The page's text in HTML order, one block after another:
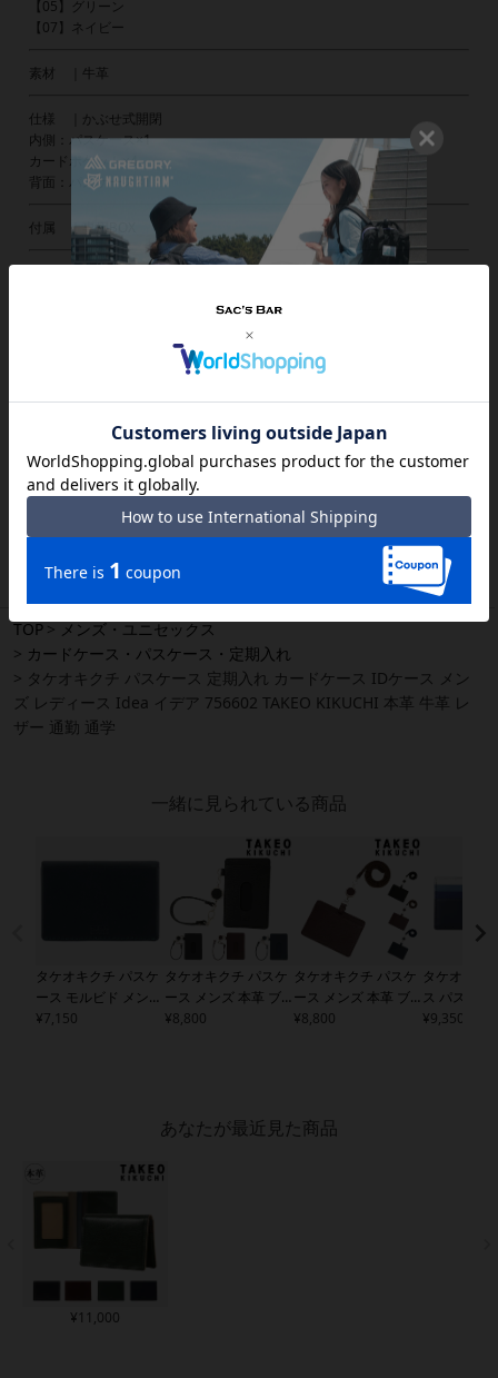
TOP
メンズ・ユニセックス
カードケース・パスケース・定期入れ
タケオキクチ パスケース 定期入れ カードケース IDケース メン
ズ レディース Idea イデア 756602 TAKEO KIKUCHI 本革 牛革 レ
ザー 通勤 通学
【05】グリーン
【07】ネイビー
素材 ｜牛革
仕様 ｜かぶせ式開閉
内側：パスケース×1
カードポケット×4
背面：パスケース×1
付属 ｜専用BOX
湿なところに保管せず風通しの良い涼しい場所で保管してください。
お客様のモニターの発色または設定により、実際の色味と異なる場合もあ
ります。あらかじめご了承ください。
● メーカーサイズ、もしくは実際に測った寸法となります。商品の素材等
の個体差により、若干サイズのばらつきがあります。サイズはあくまでも
目安としてお考えください。
● 天然皮革・素材を使用している商品によっては、天然素材の特性上、部
位により風合いやシミ・シワ感や焦げ、濃淡など多少の個体差がある場合
一緒に見られている商品
タケオキクチ パスケ
ース モルビド メンズ
TK9055118 TAKEO K
¥7,150
タケオキクチ パスケ
ース メンズ 本革 ブ
ライトン
¥8,800
タケオキクチ パスケ
ース メンズ 本革 ブ
ライトン
¥8,800
タケオキク
ス パスケー
本革 シグマ
¥9,350
あなたが最近見た商品
¥11,000